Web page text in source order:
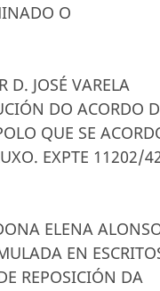
O
JOSÉ VARELA
DO ACORDO
QUE SE
EXPTE 11202/
ELENA
EN
REPOSICIÓN DA